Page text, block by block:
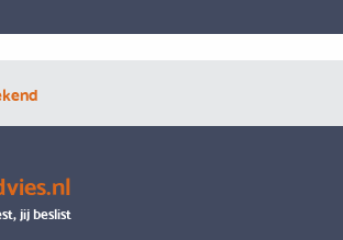
jij beslist